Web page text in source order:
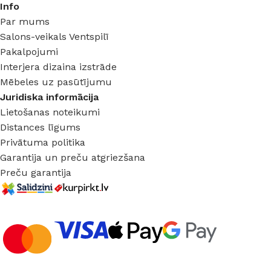
Info
Par mums
Salons-veikals Ventspilī
Pakalpojumi
Interjera dizaina izstrāde
Mēbeles uz pasūtījumu
Juridiska informācija
Lietošanas noteikumi
Distances līgums
Privātuma politika
Garantija un preču atgriezšana
Preču garantija